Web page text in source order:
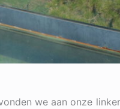
we aan onze